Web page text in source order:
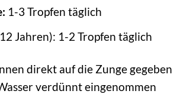
1-3 Tropfen täglich
Jahren): 1-2 Tropfen täglich
direkt auf die Zunge gegeben
verdünnt eingenommen